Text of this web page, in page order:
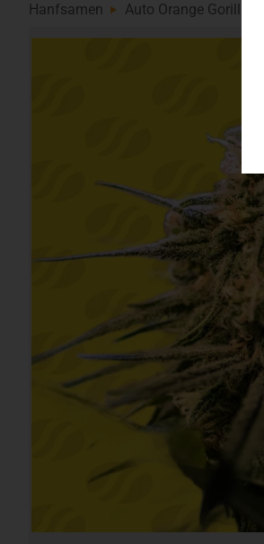
Hanfsamen Auto Orange Gorilla